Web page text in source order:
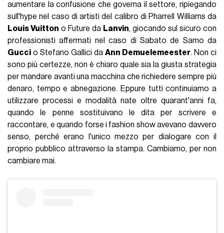
aumentare la confusione che governa il settore, ripiegando
sull'hype nel caso di artisti del calibro di Pharrell Williams da
Louis Vuitton o Future da Lanvin, giocando sul sicuro con
professionisti affermati nel caso di Sabato de Sarno da
Gucci o Stefano Gallici da Ann Demuelemeester. Non ci
sono più certezze, non è chiaro quale sia la giusta strategia
per mandare avanti una macchina che richiedere sempre più
denaro, tempo e abnegazione. Eppure tutti continuiamo a
utilizzare processi e modalità nate oltre quarant'anni fa,
quando le penne sostituivano le dita per scrivere e
raccontare, e quando forse i fashion show avevano davvero
senso, perché erano l'unico mezzo per dialogare con il
proprio pubblico attraverso la stampa. Cambiamo, per non
cambiare mai.